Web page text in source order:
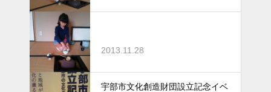
2013.11.28
宇部市文化創造財団設立記念イベ